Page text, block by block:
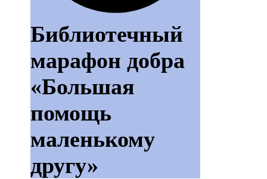
Библиотечный
марафон добра
«Большая
помощь
маленькому
другу»